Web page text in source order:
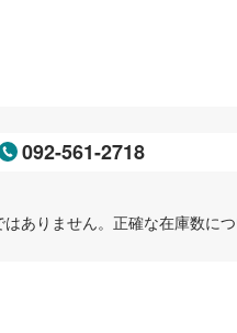
092-561-2718
ありません。正確な在庫数に